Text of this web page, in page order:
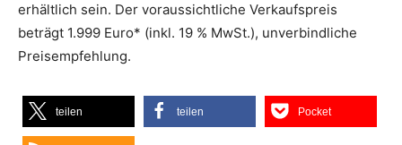
erhältlich sein. Der voraussichtliche Verkaufspreis
beträgt 1.999 Euro* (inkl. 19 % MwSt.), unverbindliche
Preisempfehlung.
teilen teilen Pocket